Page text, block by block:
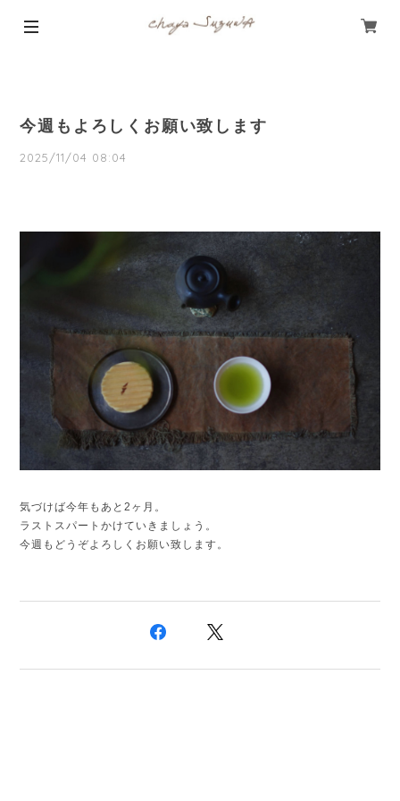
今週もよろしくお願い致します
2025/11/04 08:04
気づけば今年もあと2ヶ月。
ラストスパートかけていきましょう。
今週もどうぞよろしくお願い致します。